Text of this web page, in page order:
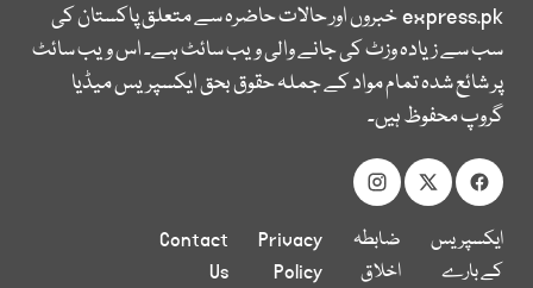
express.pkخبروں اور حالات حاضرہ سے متعلق پاکستان کی
سب سے زیادہ وزٹ کی جانے والی ویب سائٹ ہے۔ اس ویب سائٹ
پر شائع شدہ تمام مواد کے جملہ حقوق بحق ایکسپریس میڈیا
گروپ محفوظ ہیں۔
ایکسپریس
کے بارے
ضابطہ
اخلاق
Privacy
Policy
Contact
Us